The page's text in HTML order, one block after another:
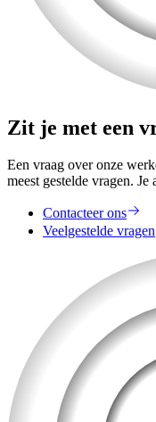
Zit je met een
Een vraag over onze
meest gestelde vragen.
Contacteer ons
Veelgestelde vragen